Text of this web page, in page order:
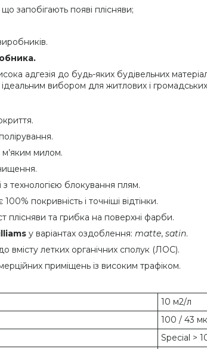
запобігають появі плісняви;
адгезія до будь-яких будівельних
ідеальним вибором для житлових і
м’яким милом.
технологією блокування плям.
покривність і точніші відтінки.
плісняви та грибка на поверхні фарби.
у варіантах оздоблення: matte, satin.
вмісту летких органічних сполук (ЛОС).
приміщень із високим трафіком.
10 м2/л
100 / 43
Special >